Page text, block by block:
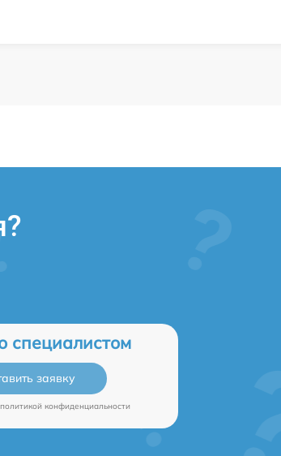
специалистом
заявку
политикой конфиденциальности